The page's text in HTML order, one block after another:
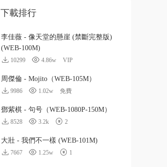
下載排行
李佳薇 - 像天堂的懸崖 (禁斷完整版)
(WEB-100M)
10299 4.86w VIP
周傑倫 - Mojito（WEB-105M）
9986 1.02w 免費
鄧紫棋 - 句号（WEB-1080P-150M）
8528 3.2k 2
大壯 - 我們不一樣 (WEB-101M)
7667 1.25w 1